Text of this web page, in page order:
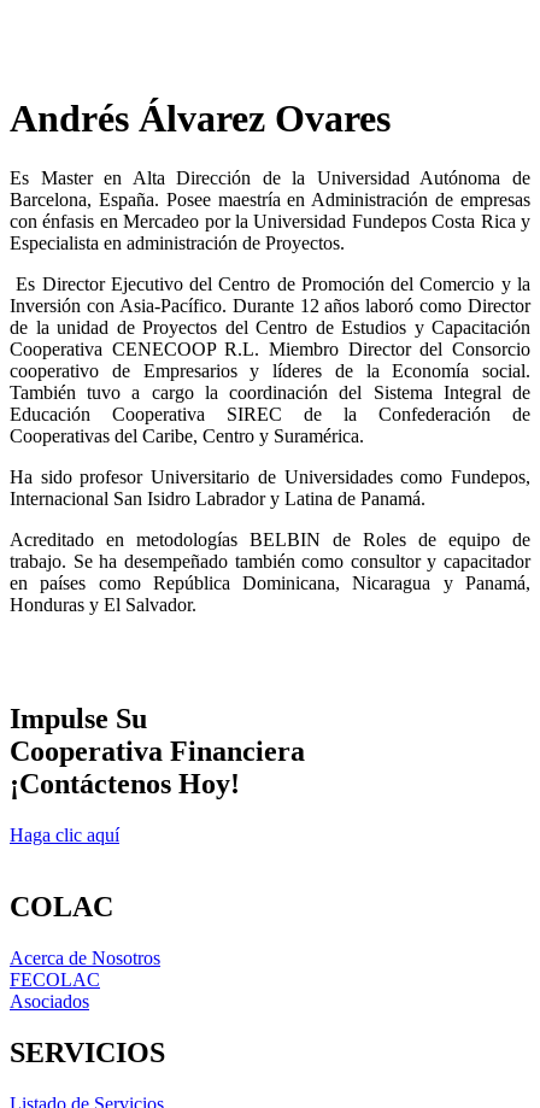
Andrés Álvarez Ovares
Es Master en Alta Dirección de la Universidad Autónoma de
Barcelona, España. Posee maestría en Administración de empresas
con énfasis en Mercadeo por la Universidad Fundepos Costa Rica y
Especialista en administración de Proyectos.
Es Director Ejecutivo del Centro de Promoción del Comercio y la
Inversión con Asia-Pacífico. Durante 12 años laboró como Director
de la unidad de Proyectos del Centro de Estudios y Capacitación
Cooperativa CENECOOP R.L. Miembro Director del Consorcio
cooperativo de Empresarios y líderes de la Economía social.
También tuvo a cargo la coordinación del Sistema Integral de
Educación Cooperativa SIREC de la Confederación de
Cooperativas del Caribe, Centro y Suramérica.
Ha sido profesor Universitario de Universidades como Fundepos,
Internacional San Isidro Labrador y Latina de Panamá.
Acreditado en metodologías BELBIN de Roles de equipo de
trabajo. Se ha desempeñado también como consultor y capacitador
en países como República Dominicana, Nicaragua y Panamá,
Honduras y El Salvador.
Impulse Su
Cooperativa Financiera
¡Contáctenos Hoy!
Haga clic aquí
COLAC
Acerca de Nosotros
FECOLAC
Asociados
SERVICIOS